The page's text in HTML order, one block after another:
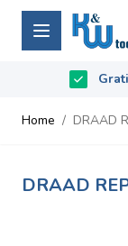
Ga naar de inhoud
Beoordeeld met
Home / DRAAD
DRAAD